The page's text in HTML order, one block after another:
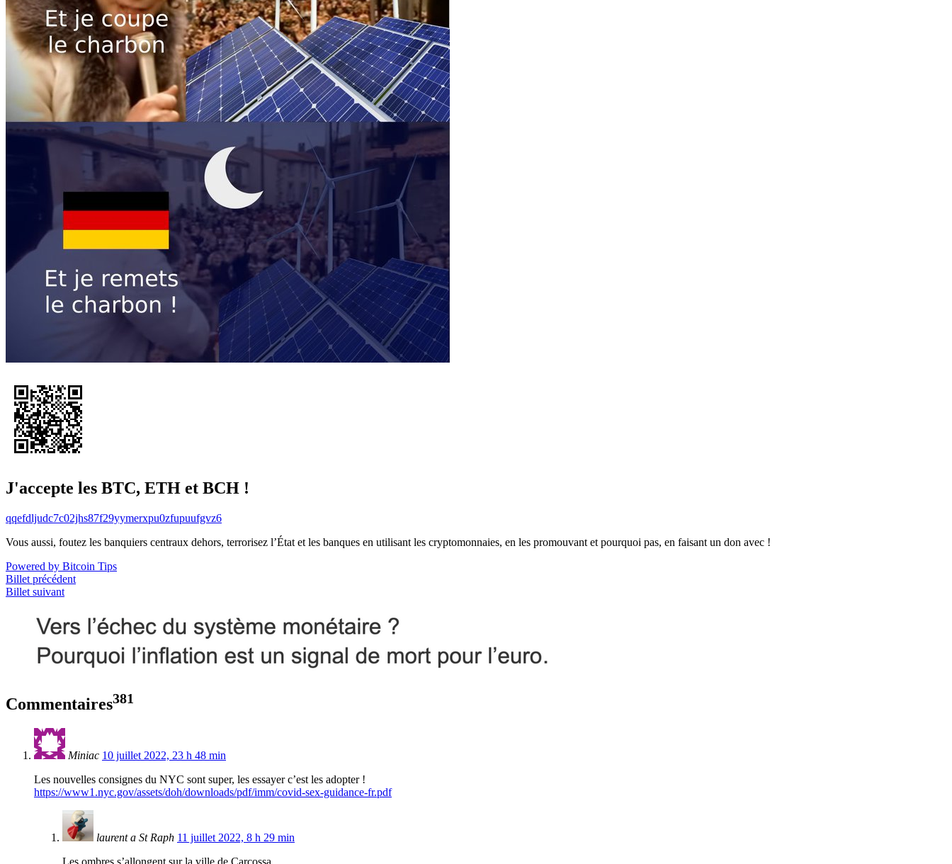
J'accepte les BTC, ETH et BCH !
qqefdljudc7c02jhs87f29yymerxpu0zfupuufgvz6
Vous aussi, foutez les banquiers centraux dehors, terrorisez l’État et les banques en utilisant les cryptomonnaies, en les promouvant et pourquoi pas, en faisant un don avec !
Powered by Bitcoin Tips
Billet précédent
Billet suivant
Commentaires381
Miniac 10 juillet 2022, 23 h 48 min
Les nouvelles consignes du NYC sont super, les essayer c’est les adopter !
https://www1.nyc.gov/assets/doh/downloads/pdf/imm/covid-sex-guidance-fr.pdf
laurent a St Raph 11 juillet 2022, 8 h 29 min
Les ombres s’allongent sur la ville de Carcossa.